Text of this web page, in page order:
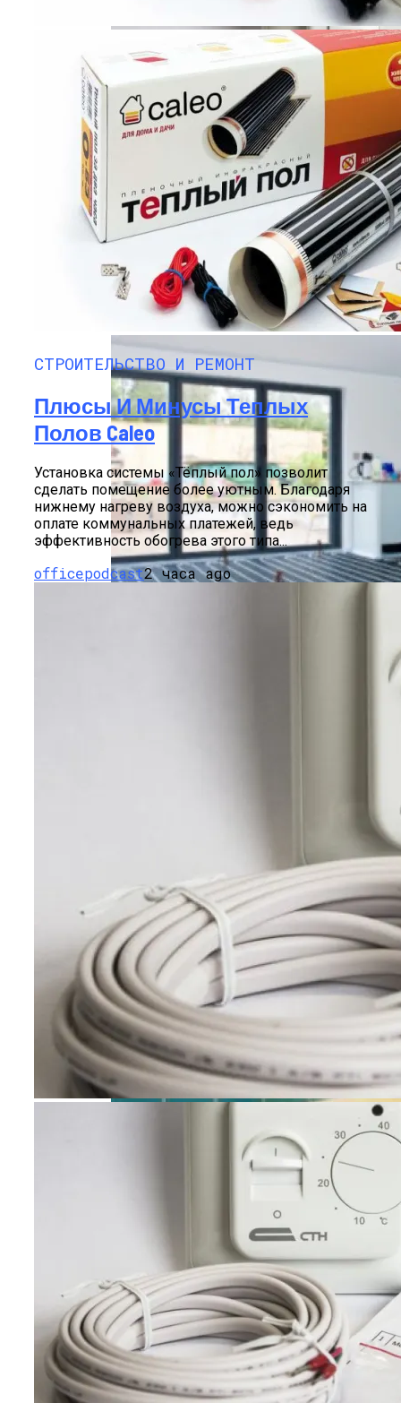
Подключение И Настройка Датчика
Теплого Пола
Какое Покрытие Лучше Выбрать Для
Теплых Полов
СТРОИТЕЛЬСТВО И РЕМОНТ
Плюсы И Минусы Теплых
Полов Caleo
Установка системы «Тёплый пол» позволит
сделать помещение более уютным. Благодаря
нижнему нагреву воздуха, можно сэкономить на
оплате коммунальных платежей, ведь
эффективность обогрева этого типа...
officepodcast2 часа ago